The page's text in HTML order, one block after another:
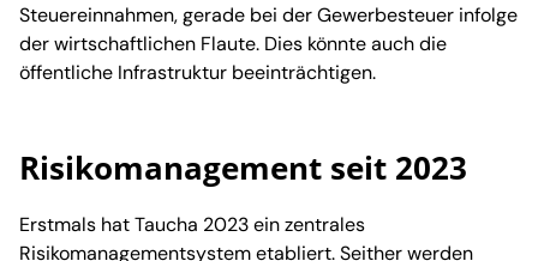
Steuereinnahmen, gerade bei der Gewerbesteuer infolge
der wirtschaftlichen Flaute. Dies könnte auch die
öffentliche Infrastruktur beeinträchtigen.
Risikomanagement seit 2023
Erstmals hat Taucha 2023 ein zentrales
Risikomanagementsystem etabliert. Seither werden